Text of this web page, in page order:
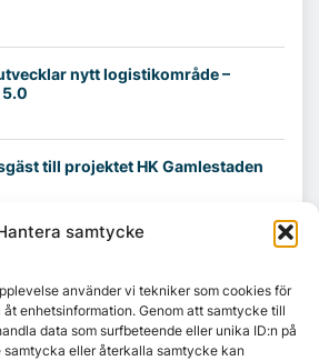
samtycke
använder vi tekniker som cookies för
enhetsinformation. Genom att samtycke till
data som surfbeteende eller unika ID:n på
eller återkalla samtycke kan
nytt logistikområde –
till projektet HK Gamlestaden
Health flyttar till Kungsgatan